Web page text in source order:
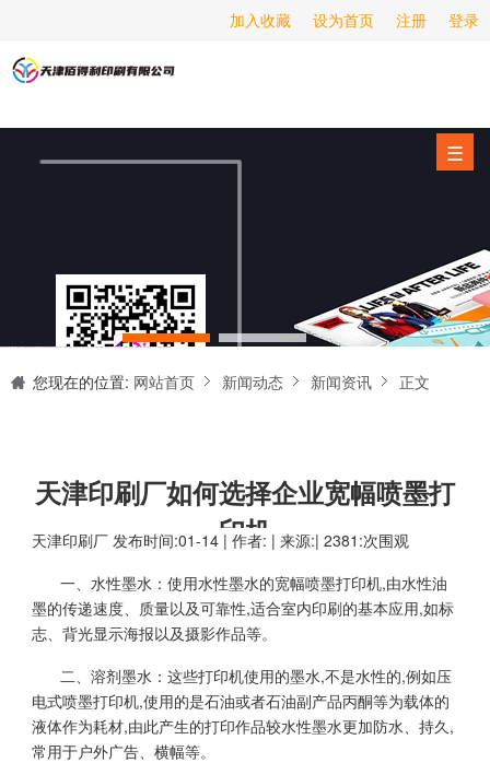
登录
注册
设为首页
加入收藏
☰
海报印刷
服务项目
新闻动态
关于我们
联系我们
您现在的位置: 网站首页 新闻动态 新闻资讯 正文
天津印刷厂如何选择企业宽幅喷墨打
印机
天津印刷厂 发布时间:01-14 | 作者: | 来源:| 2381:次围观
一、水性墨水：使用水性墨水的宽幅喷墨打印机,由水性油
墨的传递速度、质量以及可靠性,适合室内印刷的基本应用,如标
志、背光显示海报以及摄影作品等。
二、溶剂墨水：这些打印机使用的墨水,不是水性的,例如压
电式喷墨打印机,使用的是石油或者石油副产品丙酮等为载体的
液体作为耗材,由此产生的打印作品较水性墨水更加防水、持久,
常用于户外广告、横幅等。